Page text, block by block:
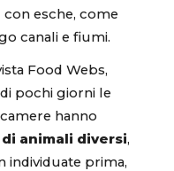
con esche, come
canali e fiumi.
Food Webs,
pochi giorni le
hanno
di animali diversi,
individuate prima,